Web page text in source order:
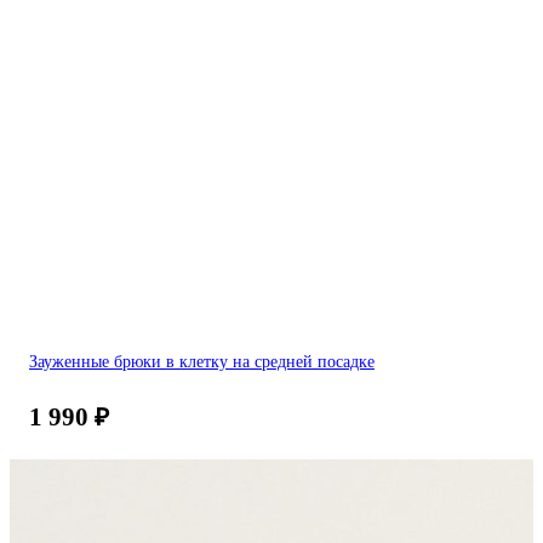
Зауженные брюки в клетку на средней посадке
1 990 ₽